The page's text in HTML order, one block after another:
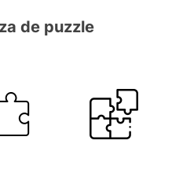
de puzzle